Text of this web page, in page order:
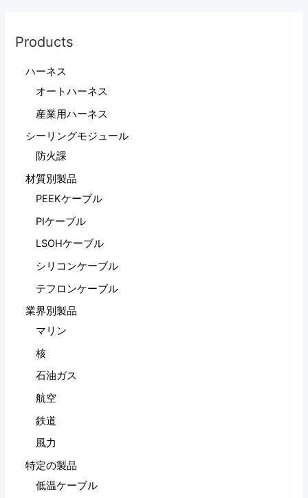
Products
ハーネス
オートハーネス
産業用ハーネス
シーリングモジュール
防火課
材質別製品
PEEKケーブル
PIケーブル
LSOHケーブル
シリコンケーブル
テフロンケーブル
業界別製品
マリン
核
石油ガス
航空
鉄道
風力
特定の製品
低温ケーブル
ュ
ル
ソ
リ
ュ
ー
シ
を
幅
広
供
て
い
ま